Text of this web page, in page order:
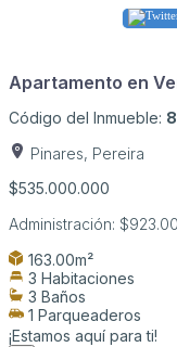
Apartamento en
Código del Inmueble:
Pinares, Pereira
$535.000.000
Administración:
163.00m²
3 Habitaciones
3 Baños
1 Parqueaderos
¡Estamos aquí para ti!